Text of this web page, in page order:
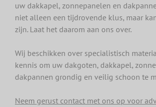
uw dakkapel, zonnepanelen en
niet alleen een tijdrovende klus, maar
zijn. Laat het daarom aan ons over.
Wij beschikken over specialistisch
kennis om uw dakgoten, dakkapel,
dakpannen grondig en veilig schoon te
Neem gerust contact met ons op voor